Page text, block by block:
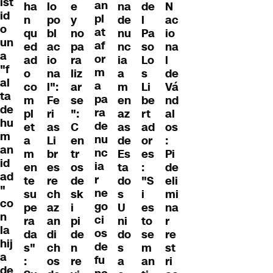
id
o
un
a
"f
al
ta
de
hu
m
an
id
ad
"
co
n
la
hij
a
ha
n
qu
ed
ad
o
co
m
pl
et
a
m
en
te
su
pe
ra
da
s"
:
lo
po
bl
ac
io
na
l":
Fe
ri
as
Li
br
es
re
ch
az
an
di
ch
os
e
y
no
pa
ra
liz
ar
se
":
C
en
tr
os
de
sk
i
pi
de
n
re
an
pl
at
af
or
m
a
pa
ra
de
nu
nc
ia
r
ne
go
ci
os
de
fu
na
de
nu
nc
ia
a
m
en
az
as
de
Es
ta
do
s
U
ni
do
s
a
de
l
Pa
so
Lo
s
Li
be
rt
ad
or
es
:
"S
i
es
to
se
m
an
N
ac
io
na
l
de
Vá
nd
al
os
:
Pi
de
eli
mi
na
r
re
st
ri